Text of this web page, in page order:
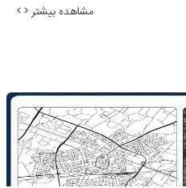
مشاهده بیشتر